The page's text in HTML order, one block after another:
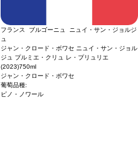
フランス ブルゴーニュ ニュイ・サン・ジョルジ
ュ
ジャン・クロード・ボワセ ニュイ・サン・ジョル
ジュ プルミエ・クリュ レ・プリュリエ
(2023)750ml
ジャン・クロード・ボワセ
葡萄品種:
ピノ・ノワール